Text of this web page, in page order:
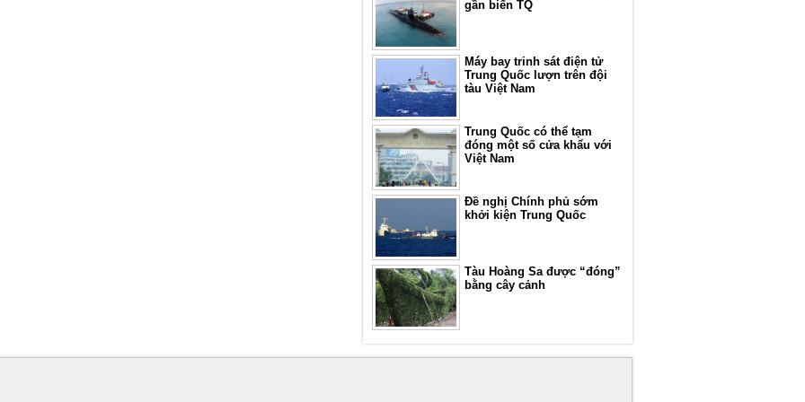
gần biển TQ
Máy bay trinh sát điện tử
Trung Quốc lượn trên đội
tàu Việt Nam
Trung Quốc có thể tạm
đóng một số cửa khẩu với
Việt Nam
Đề nghị Chính phủ sớm
khởi kiện Trung Quốc
Tàu Hoàng Sa được “đóng”
bằng cây cảnh